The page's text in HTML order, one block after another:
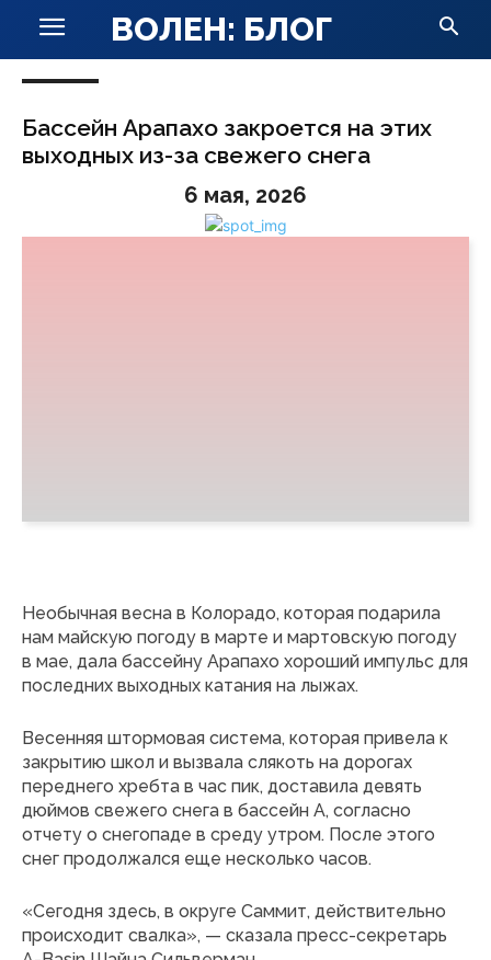
ВОЛЕН: БЛОГ
Бассейн Арапахо закроется на этих
выходных из-за свежего снега
6 мая, 2026
Необычная весна в Колорадо, которая подарила
нам майскую погоду в марте и мартовскую погоду
в мае, дала бассейну Арапахо хороший импульс для
последних выходных катания на лыжах.
Весенняя штормовая система, которая привела к
закрытию школ и вызвала слякоть на дорогах
переднего хребта в час пик, доставила девять
дюймов свежего снега в бассейн А, согласно
отчету о снегопаде в среду утром. После этого
снег продолжался еще несколько часов.
«Сегодня здесь, в округе Саммит, действительно
происходит свалка», — сказала пресс-секретарь